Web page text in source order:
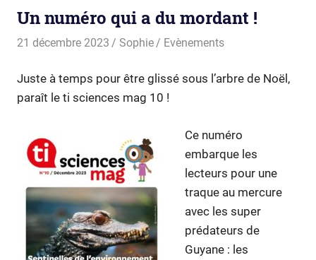
Un numéro qui a du mordant !
21 décembre 2023 Sophie Evènements
Juste à temps pour être glissé sous l’arbre de Noël,
paraît le ti sciences mag 10 !
Ce numéro
embarque les
lecteurs pour une
traque au mercure
avec les super
prédateurs de
Guyane : les